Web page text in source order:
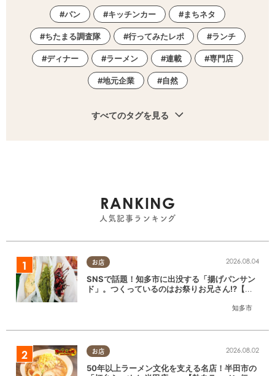
パン キッチンカー まちネタ
ちたまる調査隊 行ってみたレポ ランチ
ディナー ラーメン 連載 専門店
地元企業 自然
すべてのタグを見る
RANKING
人気記事ランキング
お店
知多市
2026.08.04
SNSで話題！知多市に出没する「揚げパンサン
ド」。つくっているのはお祭りお兄さん!?【ち
お店 2026.08.02
50年以上ラーメン文化を支える名店！半田市の